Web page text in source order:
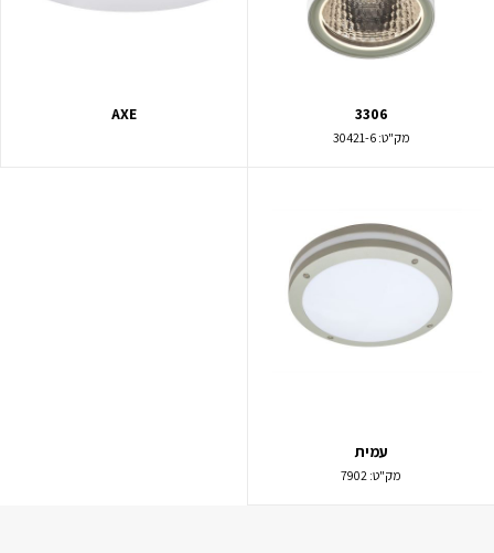
3306
מק"ט:30421-6
AXE
עמית
מק"ט: 7902